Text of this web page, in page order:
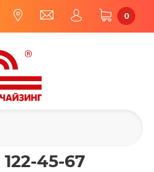
0
122-45-67